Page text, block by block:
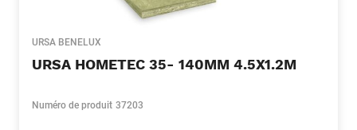
URSA BENELUX
URSA HOMETEC 35- 140MM 4.5X1.2M
Numéro de produit 37203